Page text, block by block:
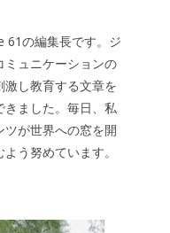
61の編集長です。ジ
ミュニケーションの
し教育する文章を
きました。毎日、私
が世界への窓を開
う努めています。